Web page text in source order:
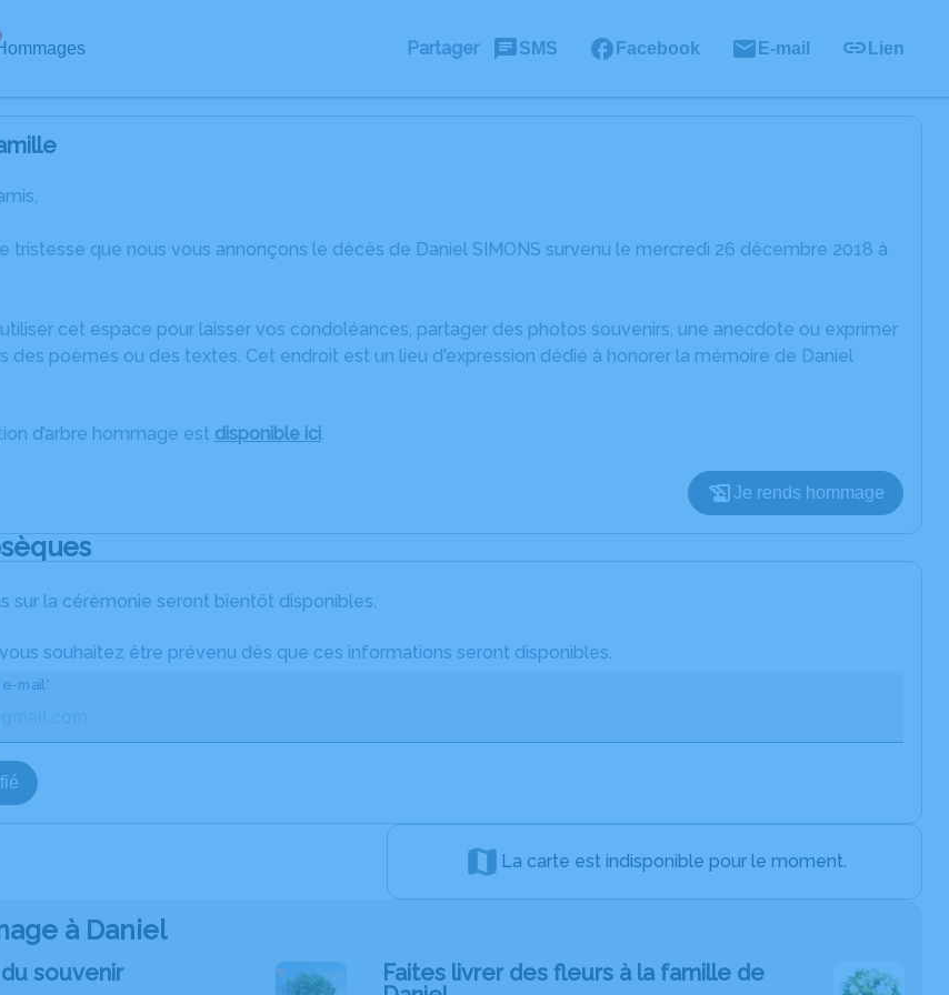
Partager SMS Facebook E-mail Lien
tristesse que nous vous annonçons le décès de Daniel SIMONS survenu le mercredi 26 décembre 2018 à
cet espace pour laisser vos condoléances, partager des photos souvenirs, une anecdote ou exprimer
des poèmes ou des textes. Cet endroit est un lieu d'expression dédié à honorer la mémoire de Daniel
d’arbre hommage est disponible ici.
Je rends hommage
sur la cérémonie seront bientôt disponibles.
souhaitez être prévenu dès que ces informations seront disponibles.
e-mail*
La carte est indisponible pour le moment.
à Daniel
du souvenir
Faites livrer des fleurs à la famille de